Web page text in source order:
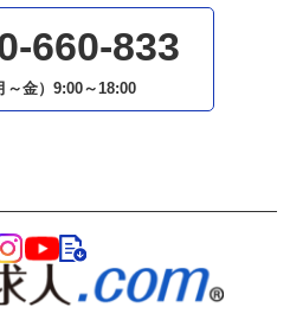
660-833
金） 9:00～18:00